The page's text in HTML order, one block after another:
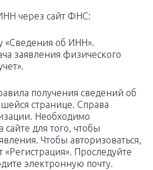
через сайт ФНС:
«Сведения об ИНН».
заявления физического
получения сведений об
странице. Справа
Необходимо
сайте для того, чтобы
Чтобы авторизоваться,
Проследуйте
электронную почту.